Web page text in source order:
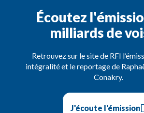
Écoutez
milliards de
Retrouvez sur le site de RFI
intégralité et le reportage de
Conakry.
J'écoute l'émission